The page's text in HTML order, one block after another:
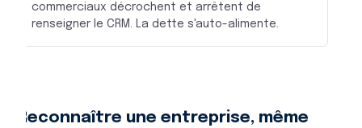
commerciaux décrochent et arrêtent de
renseigner le CRM. La dette s'auto-alimente.
Reconnaître une entreprise, même